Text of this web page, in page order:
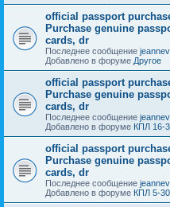
official passport
Purchase genuine
cards, dr
Последнее сообщение
Добавлено в форуме Другое
official passport
Purchase genuine
cards, dr
Последнее сообщение
Добавлено в форуме КПЛ 16-
official passport
Purchase genuine
cards, dr
Последнее сообщение
Добавлено в форуме КПЛ 5-30